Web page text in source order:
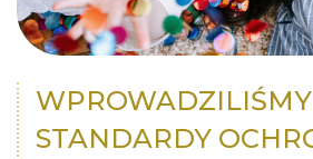
WPROWADZILIŚMY
STANDARDY